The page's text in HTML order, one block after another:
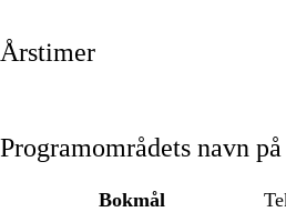
Årstimer
Programområdets navn
Bokmål